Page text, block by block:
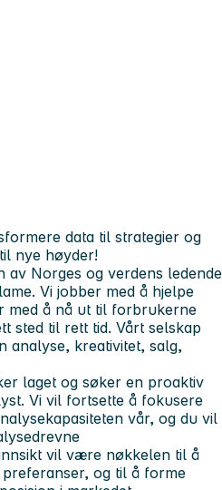
data til strategier og
nye høyder!
av Norges og verdens ledende
Vi jobber med å hjelpe
med å nå ut til forbrukerne
sted til rett tid. Vårt selskap
analyse, kreativitet, salg,
laget og søker en proaktiv
Vi vil fortsette å fokusere
vår, og du vil
vil være nøkkelen til å
og til å forme